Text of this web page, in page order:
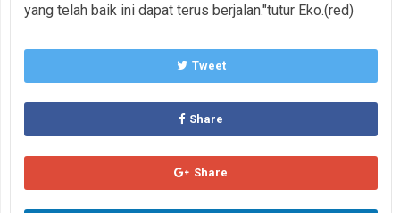
yang telah baik ini dapat terus berjalan."tutur Eko.(red)
Tweet
Share
Share